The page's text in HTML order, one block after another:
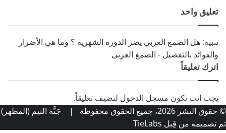
تعليق واحد
تنبيه: هل الصمغ العربي يضر الدوره الشهريه ؟ وما هي الأضرار
والفوائد بالتفصيل - الصمغ العربى
اترك تعليقاً
يجب أنت تكون مسجل الدخول لتضيف تعليقاً.
© حقوق النشر 2026، جميع الحقوق محفوظة |
جَنَّة الثيم (المظهر)
تم تصميمه من قِبل TieLabs